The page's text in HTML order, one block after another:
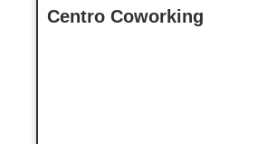
Centro Coworking